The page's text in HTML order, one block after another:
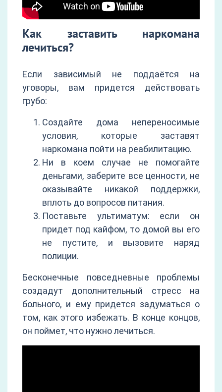
Как заставить наркомана
лечиться?
Если зависимый не поддаётся на
уговоры, вам придется действовать
грубо:
Создайте дома непереносимые
условия, которые заставят
наркомана пойти на реабилитацию.
Ни в коем случае не помогайте
деньгами, заберите все ценности, не
оказывайте никакой поддержки,
вплоть до вопросов питания.
Поставьте ультиматум: если он
придет под кайфом, то домой вы его
не пустите, и вызовите наряд
полиции.
Бесконечные повседневные проблемы
создадут дополнительный стресс на
больного, и ему придется задуматься о
том, как этого избежать. В конце концов,
он поймет, что нужно лечиться.